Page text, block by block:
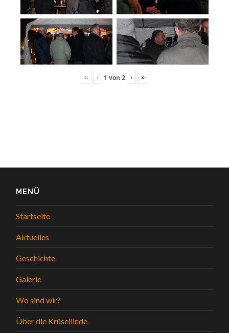
« ‹ 1 von 2 › »
MENÜ
Startseite
Aktuelles
Geschichte
Galerie
Wo sind wir?
Über die Krüsellinde